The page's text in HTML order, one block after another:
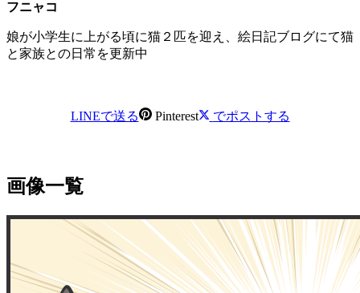
フニャコ
娘が小学生に上がる頃に猫２匹を迎え、絵日記ブログにて猫
と家族との日常を更新中
LINEで送る Pinterest でポストする
画像一覧